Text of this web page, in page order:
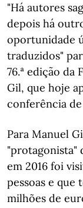
"Há autores
depois há
oportunidade
traduzidos"
76.ª edição
Gil, que hoje
conferência
Para Manuel
"protagonista"
em 2016 foi
pessoas e que
milhões de